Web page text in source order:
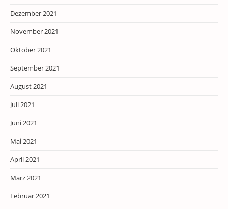
Dezember 2021
November 2021
Oktober 2021
September 2021
August 2021
Juli 2021
Juni 2021
Mai 2021
April 2021
März 2021
Februar 2021